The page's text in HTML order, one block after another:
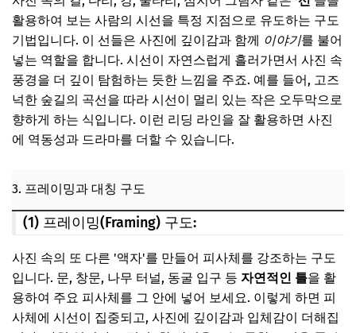
활용하여 보는 사람의 시선을 특정 지점으로 유도하는 구도
기법입니다. 이 선들은 사진에 깊이감과 함께 이야기를 불어
넣는 역할을 합니다. 시선이 자연스럽게 흘러가면서 사진 속
풍경을 더 깊이 탐험하는 듯한 느낌을 주죠. 예를 들어, 고즈
넉한 숲길의 곡선을 따라 시선이 멀리 있는 작은 오두막으로
향하게 하는 식입니다. 이런 리딩 라인을 잘 활용하면 사진
에 역동성과 드라마를 더할 수 있습니다.
3. 프레이밍과 대칭 구도
(1) 프레이밍(Framing) 구도:
사진 속의 또 다른 '액자'를 만들어 피사체를 강조하는 구도
입니다. 문, 창문, 나무 터널, 동굴 입구 등 자연적인 틀을 활
용하여 주요 피사체를 그 안에 넣어 보세요. 이렇게 하면 피
사체에 시선이 집중되고, 사진에 깊이감과 입체감이 더해집